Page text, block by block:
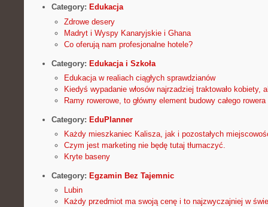
Category: Edukacja
Zdrowe desery
Madryt i Wyspy Kanaryjskie i Ghana
Co oferują nam profesjonalne hotele?
Category: Edukacja i Szkoła
Edukacja w realiach ciągłych sprawdzianów
Kiedyś wypadanie włosów najrzadziej traktowało kobiety,
Ramy rowerowe, to główny element budowy całego rowera
Category: EduPlanner
Każdy mieszkaniec Kalisza, jak i pozostałych
Czym jest marketing nie będę tutaj tłumaczyć.
Kryte baseny
Category: Egzamin Bez Tajemnic
Lubin
Każdy przedmiot ma swoją cenę i to najzwyczajniej w